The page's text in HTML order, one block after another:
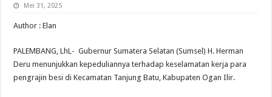
Mei 31, 2025
Author : Elan
PALEMBANG, LhL- Gubernur Sumatera Selatan (Sumsel) H. Herman
Deru menunjukkan kepeduliannya terhadap keselamatan kerja para
pengrajin besi di Kecamatan Tanjung Batu, Kabupaten Ogan Ilir.